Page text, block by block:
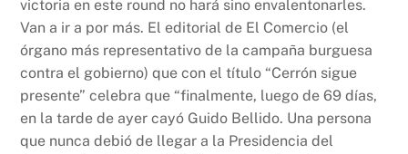
victoria en este round no hará sino envalentonarles.
Van a ir a por más. El editorial de El Comercio (el
órgano más representativo de la campaña burguesa
contra el gobierno) que con el título “Cerrón sigue
presente” celebra que “finalmente, luego de 69 días,
en la tarde de ayer cayó Guido Bellido. Una persona
que nunca debió de llegar a la Presidencia del